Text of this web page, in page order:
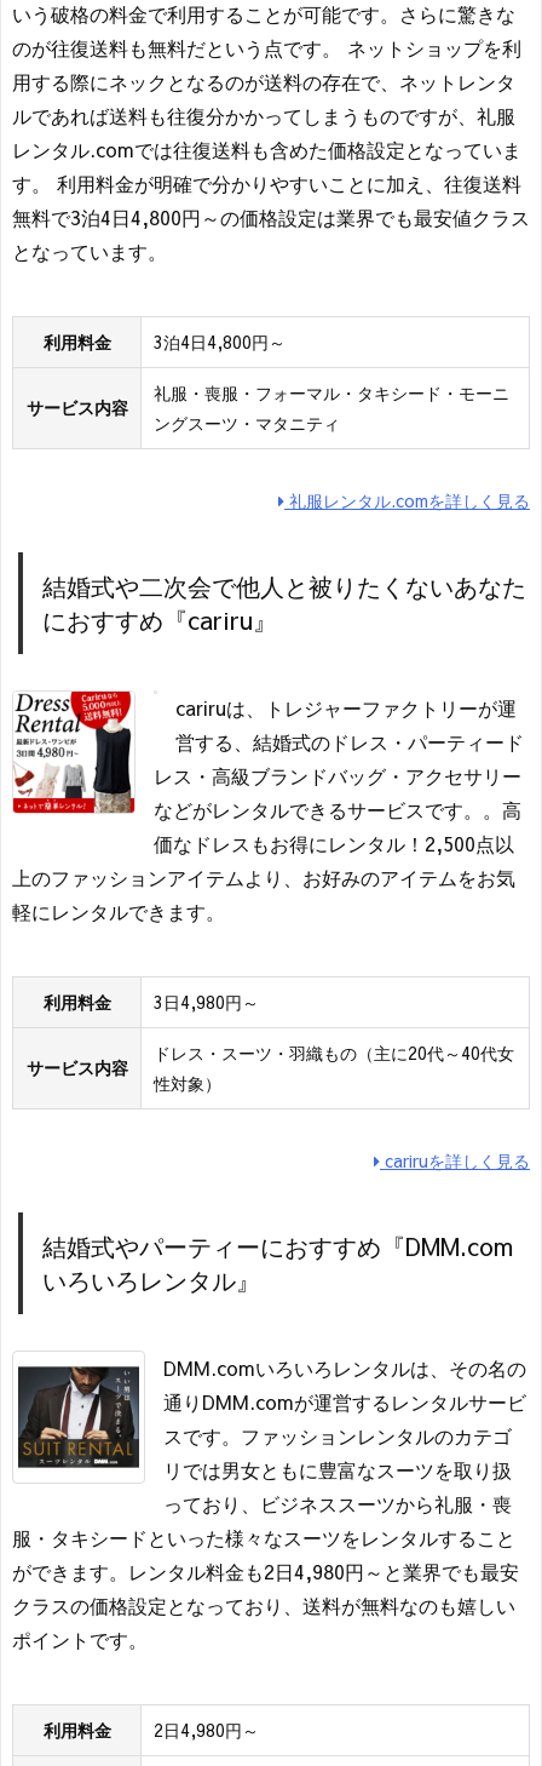
いう破格の料金で利用することが可能です。さらに驚きな
のが往復送料も無料だという点です。 ネットショップを利
用する際にネックとなるのが送料の存在で、ネットレンタ
ルであれば送料も往復分かかってしまうものですが、礼服
レンタル.comでは往復送料も含めた価格設定となっていま
す。 利用料金が明確で分かりやすいことに加え、往復送料
無料で3泊4日4,800円～の価格設定は業界でも最安値クラス
となっています。
利用料金 3泊4日4,800円～
サービス内容
礼服・喪服・フォーマル・タキシード・モーニ
ングスーツ・マタニティ
礼服レンタル.comを詳しく見る
結婚式や二次会で他人と被りたくないあなた
におすすめ『cariru』
cariruは、トレジャーファクトリーが運
営する、結婚式のドレス・パーティード
レス・高級ブランドバッグ・アクセサリー
などがレンタルできるサービスです。。高
価なドレスもお得にレンタル！2,500点以
上のファッションアイテムより、お好みのアイテムをお気
軽にレンタルできます。
利用料金 3日4,980円～
サービス内容
ドレス・スーツ・羽織もの（主に20代～40代女
性対象）
cariruを詳しく見る
結婚式やパーティーにおすすめ『DMM.com
いろいろレンタル』
DMM.comいろいろレンタルは、その名の
通りDMM.comが運営するレンタルサービ
スです。ファッションレンタルのカテゴ
リでは男女ともに豊富なスーツを取り扱
っており、ビジネススーツから礼服・喪
服・タキシードといった様々なスーツをレンタルすること
ができます。レンタル料金も2日4,980円～と業界でも最安
クラスの価格設定となっており、送料が無料なのも嬉しい
ポイントです。
利用料金 2日4,980円～